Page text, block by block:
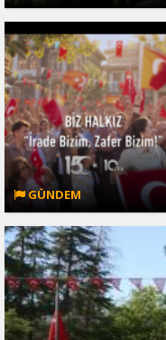
GÜNDEM